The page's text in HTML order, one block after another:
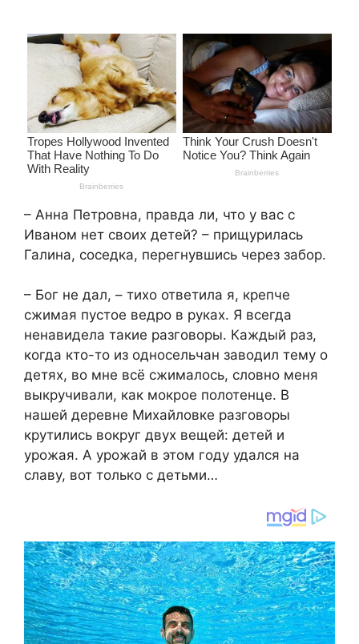
– Анна Петровна, правда ли, что у вас с
Иваном нет своих детей? – прищурилась
Галина, соседка, перегнувшись через забор.
– Бог не дал, – тихо ответила я, крепче
сжимая пустое ведро в руках. Я всегда
ненавидела такие разговоры. Каждый раз,
когда кто-то из односельчан заводил тему о
детях, во мне всё сжималось, словно меня
выкручивали, как мокрое полотенце. В
нашей деревне Михайловке разговоры
крутились вокруг двух вещей: детей и
урожая. А урожай в этом году удался на
славу, вот только с детьми…